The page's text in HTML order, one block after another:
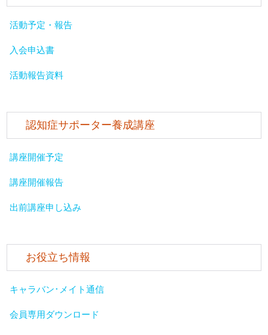
活動予定・報告
入会申込書
活動報告資料
認知症サポーター養成講座
講座開催予定
講座開催報告
出前講座申し込み
お役立ち情報
キャラバン･メイト通信
会員専用ダウンロード